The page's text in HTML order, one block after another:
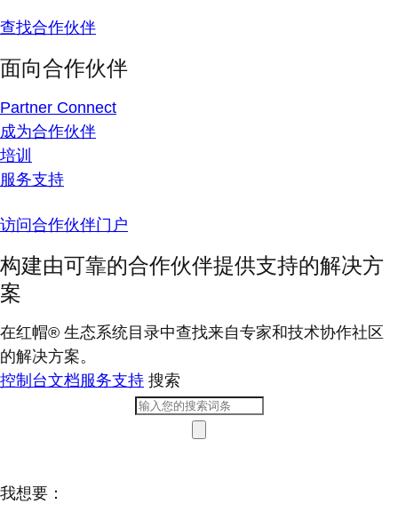
查找合作伙伴
面向合作伙伴
Partner Connect
成为合作伙伴
培训
服务支持
访问合作伙伴门户
构建由可靠的合作伙伴提供支持的解决方
案
在红帽® 生态系统目录中查找来自专家和技术协作社区
的解决方案。
控制台文档服务支持 搜索
我想要：